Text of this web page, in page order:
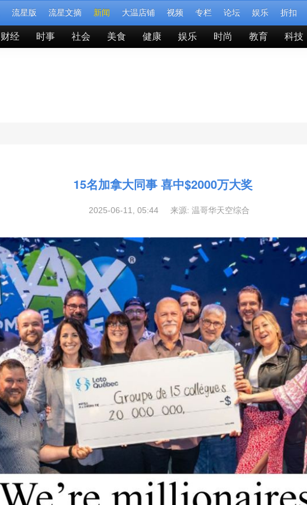
流星版 流星文摘 新闻 大温店铺 视频 专栏 论坛 娱乐 折扣
财经 时事 社会 美食 健康 娱乐 时尚 教育 科技
15名加拿大同事 喜中$2000万大奖
2025-06-11, 05:44 来源: 温哥华天空综合